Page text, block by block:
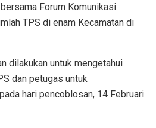
Forum Komunikasi
TPS di enam Kecamatan di
dilakukan untuk mengetahui
dan petugas untuk
hari pencoblosan, 14 Februari